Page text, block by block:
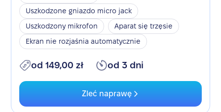
Uszkodzone gniazdo micro jack
Uszkodzony mikrofon
Aparat się trzęsie
Ekran nie rozjaśnia automatycznie
od 149,00 zł od 3 dni
Zleć naprawę